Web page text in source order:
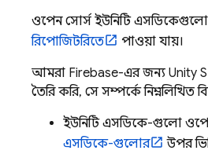
ওপেন সোর্স ইউনিটি
রিপোজিটরিতে
পাওয়া যায়।
আমরা Firebase-এর জন্য Unity
তৈরি করি, সে সম্পর্কে
ইউনিটি এসডিকে-গুলো
এসডিকে-গুলোর
উপর